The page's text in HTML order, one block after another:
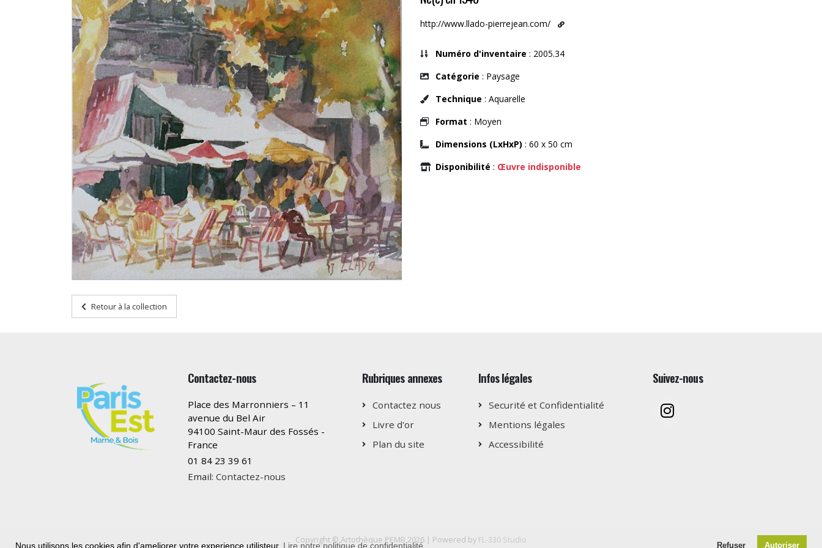
Nous utilisons les cookies afin d'ameliorer votre experience utilisteur Lire notre politique de confidentialité Refuser Autoriser
http://www.llado-pierrejean.com/
Numéro d'inventaire : 2005.34
Catégorie : Paysage
Technique : Aquarelle
Format : Moyen
Dimensions (LxHxP) : 60 x 50 cm
Disponibilité : Œuvre indisponible
Retour à la collection
Contactez-nous
Place des Marronniers – 11
avenue du Bel Air
94100 Saint-Maur des Fossés -
France
01 84 23 39 61
Email: Contactez-nous
Rubriques annexes
Contactez nous
Livre d'or
Plan du site
Infos légales
Securité et Confidentialité
Mentions légales
Accessibilité
Suivez-nous
Copyright © Artothèque PEMB 2026 | Powered by FL-330 Studio